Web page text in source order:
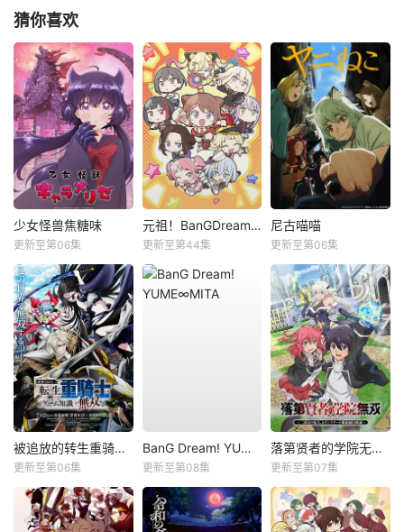
猜你喜欢
少女怪兽焦糖味
更新至第06集
元祖！BanGDream酱
更新至第44集
尼古喵喵
更新至第06集
被追放的转生重骑士用游戏知识开无双
更新至第06集
BanG Dream! YUME∞MITA
更新至第08集
落第贤者的学院无双第二回转生，S等级作弊魔术师冒险记
更新至第07集